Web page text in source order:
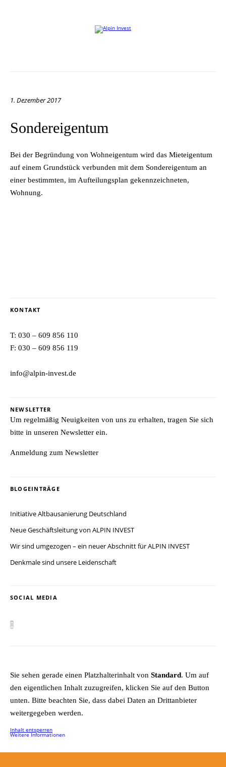
1. Dezember 2017
Sondereigentum
Bei der Be­grün­dung von Wohn­ei­gen­tum wird das Mie­tei­gen­tum
auf ei­nem Grund­stück ver­bun­den mit dem Son­der­ei­gen­tum an
ei­ner be­stimm­ten, im Auf­tei­lungs­plan ge­kenn­zeich­ne­ten,
Wohnung.
KONTAKT
T: 030 – 609 856 110
F: 030 – 609 856 119
info@alpin-invest.de
NEWSLETTER
Um regelmäßig Neuigkeiten von uns zu erhalten, tragen Sie sich
bitte in unseren Newsletter ein.
Anmeldung zum Newsletter
BLOGEINTRÄGE
Initiative Altbausanierung Deutschland
Neue Geschäftsleitung von ALPIN INVEST
Wir sind umgezogen – ein neuer Abschnitt für ALPIN INVEST
Denkmale sind unsere Leidenschaft
SOCIAL MEDIA
Sie sehen gerade einen Platzhalterinhalt von Standard. Um auf
den eigentlichen Inhalt zuzugreifen, klicken Sie auf den Button
unten. Bitte beachten Sie, dass dabei Daten an Drittanbieter
weitergegeben werden.
Inhalt entsperren
Weitere Informationen